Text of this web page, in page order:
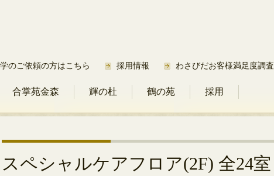
のご依頼の方はこちら 採用情報 わさびだお客様満足度調査
合掌苑金森 輝の杜 鶴の苑 採用
スペシャルケアフロア(2F) 全24室